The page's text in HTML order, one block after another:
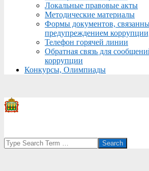
Локальные правовые акты
Методические материалы
Формы документов,
предупреждением
Телефон горячей линии
Обратная связь для
коррупции
Конкурсы, Олимпиады
Search